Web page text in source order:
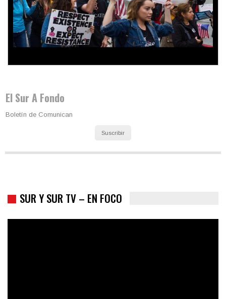
El Sur A Fondo
Boletín de Comunican
Suscribir
SUR Y SUR TV – EN FOCO